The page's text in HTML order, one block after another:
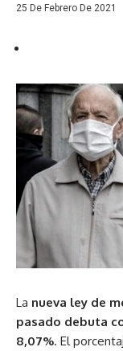
25 De Febrero De 2021
La nueva ley de
pasado debuta
8,07%. El